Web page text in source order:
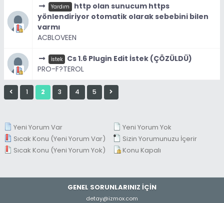
Yardım
http olan sunucum https
yönlendiriyor otomatik olarak sebebini bilen
varmı
ACBLOVEEN
İstek
Cs 1.6 Plugin Edit İstek (ÇÖZÜLDÜ)
PRO-F?TEROL
1 2 3 4 5
Yeni Yorum Var
Sıcak Konu (Yeni Yorum Var)
Sıcak Konu (Yeni Yorum Yok)
Yeni Yorum Yok
Sizin Yorumunuzu İçerir
Konu Kapalı
GENEL SORUNLARINIZ İÇİN
detay@izmox.com